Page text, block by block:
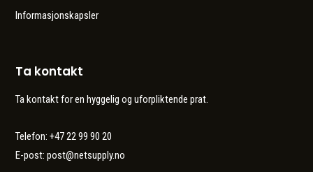
Informasjonskapsler
Ta kontakt
Ta kontakt for en hyggelig og uforpliktende prat.
Telefon: +47 22 99 90 20
E-post:post@netsupply.no